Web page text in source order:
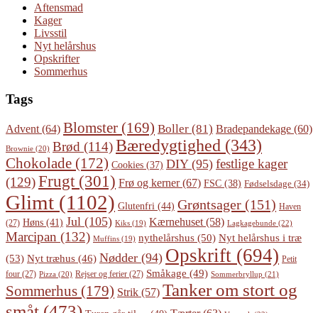
Aftensmad
Kager
Livsstil
Nyt helårshus
Opskrifter
Sommerhus
Tags
Advent (64) Blomster (169) Boller (81) Bradepandekage (60)
Brownie (20) Brød (114)Bæredygtighed (343)
Chokolade (172) Cookies (37) DIY(95) festlige kager
(129)Frugt(301) Frø og kerner(67) FSC (38) Fødselsdage (34)
Glimt (1102) Glutenfri (44) Grøntsager (151) Haven
(27) Høns (41) Jul (105) Kiks (19) Kærnehuset (58) Lagkagebunde (22)
Marcipan (132) Muffins (19) nythelårshus (50) Nyt helårshus i træ
(53) Nyt træhus (46) Nødder (94) Opskrift (694) Petit
four (27) Pizza (20) Rejser og ferier (27) Småkage (49) Sommerbryllup (21)
Sommerhus (179) Strik (57) Tanker om stort og